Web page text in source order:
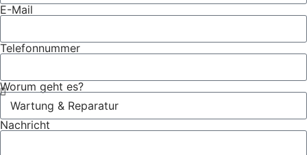
E-Mail
Telefonnummer
Worum geht es?
Nachricht